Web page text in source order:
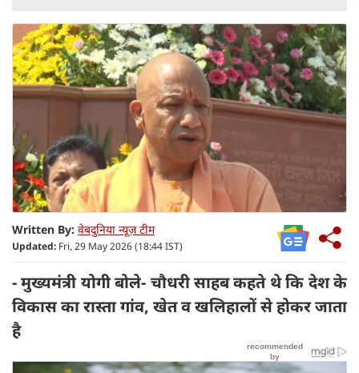
Written By: वेबदुनिया न्यूज़ टीम
Updated: Fri, 29 May 2026 (18:44 IST)
- मुख्यमंत्री योगी बोले- चौधरी साहब कहते थे कि देश के
विकास का रास्ता गांव, खेत व खलिहालों से होकर जाता
है